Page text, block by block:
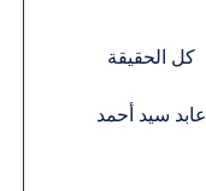
كل الحقيقة
عابد سيد أحمد